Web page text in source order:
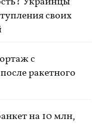
своих
с
ракетного
на 10 млн,